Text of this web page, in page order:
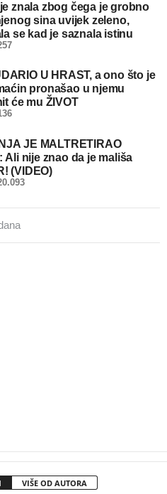
znala zbog čega je grobno
sina uvijek zeleno,
se kad je saznala istinu
U HRAST, a ono što je
pronašao u njemu
će mu ŽIVOT
JE MALTRETIRAO
Ali nije znao da je mališa
(VIDEO)
VIŠE OD AUTORA